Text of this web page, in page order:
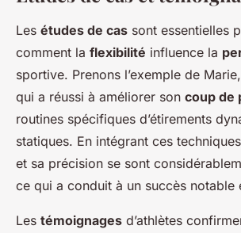
Les études de cas sont essentielles
comment la flexibilité influence la
sportive. Prenons l’exemple de
qui a réussi à améliorer son coup de
routines spécifiques d’étirements
statiques. En intégrant ces
et sa précision se sont
ce qui a conduit à un succès notable
Les témoignages d’athlètes